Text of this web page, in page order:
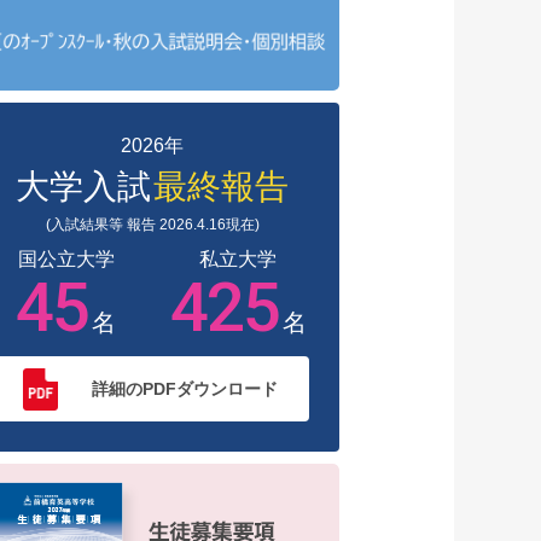
2026年
大学入試最終報告
(入試結果等 報告 2026.4.16現在)
国公立大学 私立大学
45名 425名
詳細のPDFダウンロード